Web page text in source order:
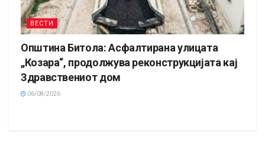
ВЕСТИ
Општина Битола: Асфалтирана улицата
„Козара“, продолжува реконструкцијата кај
Здравствениот дом
06/08/2026